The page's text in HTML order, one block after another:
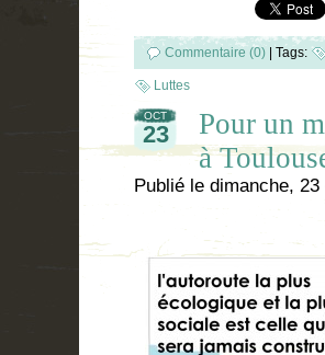
Commentaire (0) Tags:
Luttes
OCT
23
Pour un
à
Publié le dimanche,